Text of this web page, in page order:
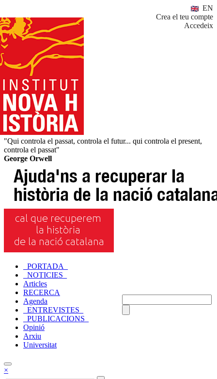
EN
Crea el teu compte
Accedeix
"Qui controla el passat, controla el futur... qui controla el present,
controla el passat"
George Orwell
_PORTADA_
_NOTICIES_
Articles
RECERCA
Agenda
_ENTREVISTES_
_PUBLICACIONS_
Opinió
Arxiu
Universitat
×